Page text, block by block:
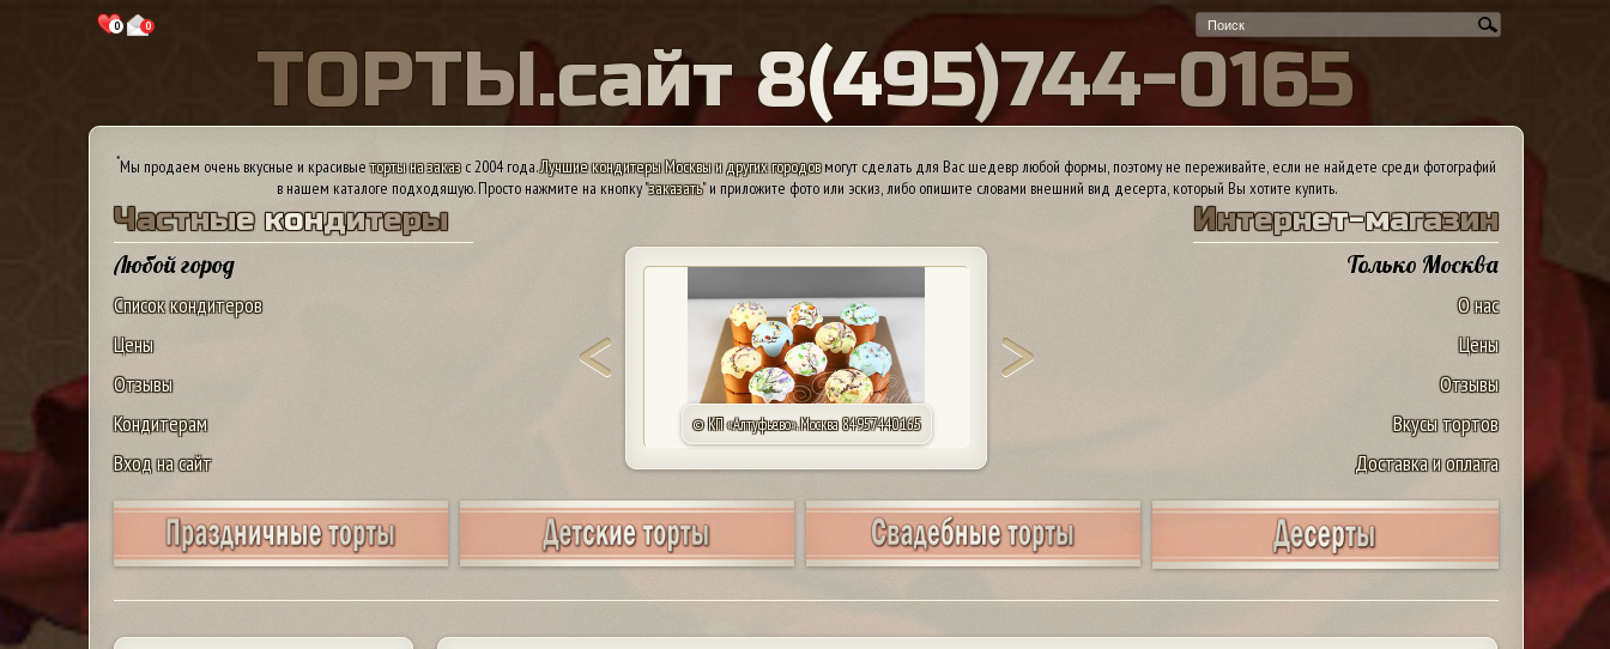
0 0
ТОРТЫ.сайт 8(495)744-0165
*Мы продаем очень вкусные и красивыеторты на заказс 2004 года.Лучшие кондитеры Москвы и других городовмогут сделать для Вас шедевр любой формы, поэтому не переживайте, если не найдете среди фотографий
в нашем каталоге подходящую. Просто нажмите на кнопку "заказать" и приложите фото или эскиз, либо опишите словами внешний вид десерта, который Вы хотите купить.
Частные кондитеры
Любой город
Список кондитеров
Цены
Отзывы
Кондитерам
Вход на сайт
Интернет-магазин
Только Москва
О нас
Цены
Отзывы
Вкусы тортов
Доставка и оплата
© КП «Алтуфьево». Москва 84957440165